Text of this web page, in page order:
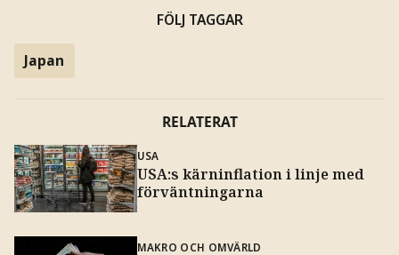
FÖLJ TAGGAR
Japan
RELATERAT
USA
USA:s kärninflation i linje med
förväntningarna
MAKRO OCH OMVÄRLD